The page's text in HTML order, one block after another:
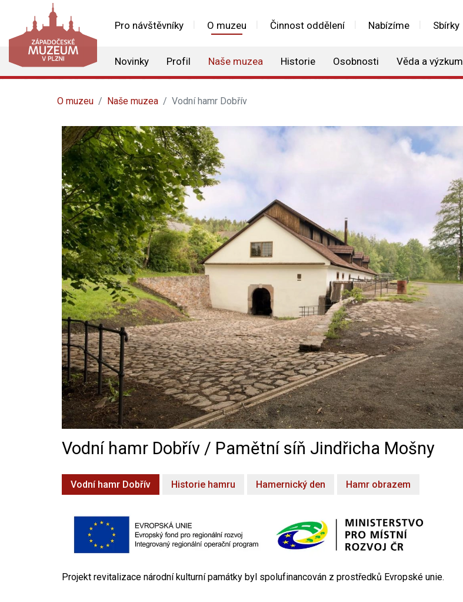
Pro návštěvníky O muzeu Činnost oddělení Nabízíme Sbírky
Novinky Profil Naše muzea Historie Osobnosti Věda a výzkum
O muzeu Naše muzea Vodní hamr Dobřív
Vodní hamr Dobřív / Pamětní síň Jindřicha Mošny
Vodní hamr Dobřív Historie hamru Hamernický den Hamr obrazem
Projekt revitalizace národní kulturní památky byl spolufinancován z prostředků Evropské unie.